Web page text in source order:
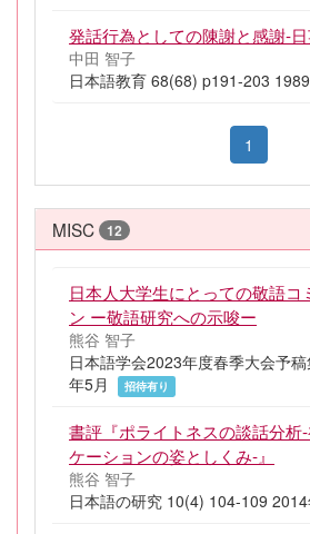
発話行為としての陳謝と感謝-
中田 智子
日本語教育 68(68) p191-203
1
MISC 12
日本人大学生にとっての敬語コ
ン ー敬語研究への示唆ー
熊谷 智子
日本語学会2023年度春季大会予
年5月
招待有り
書評『ポライトネスの談話分析
ケーションの姿としくみ-』
熊谷 智子
日本語の研究 10(4) 104-109